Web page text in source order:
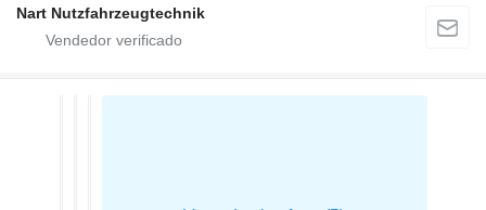
Nart Nutzfahrzeugtechnik